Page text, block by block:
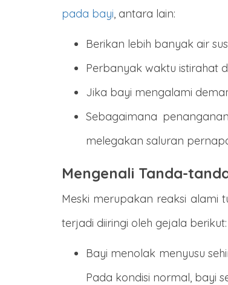
pada bayi, antara lain:
Berikan lebih banyak air
Perbanyak waktu istirahat
Jika bayi mengalami
Sebagaimana penanganan
melegakan saluran
Mengenali Tanda-
Meski merupakan reaksi alami
terjadi diiringi oleh gejala berikut:
Bayi menolak menyusu
Pada kondisi normal, bayi